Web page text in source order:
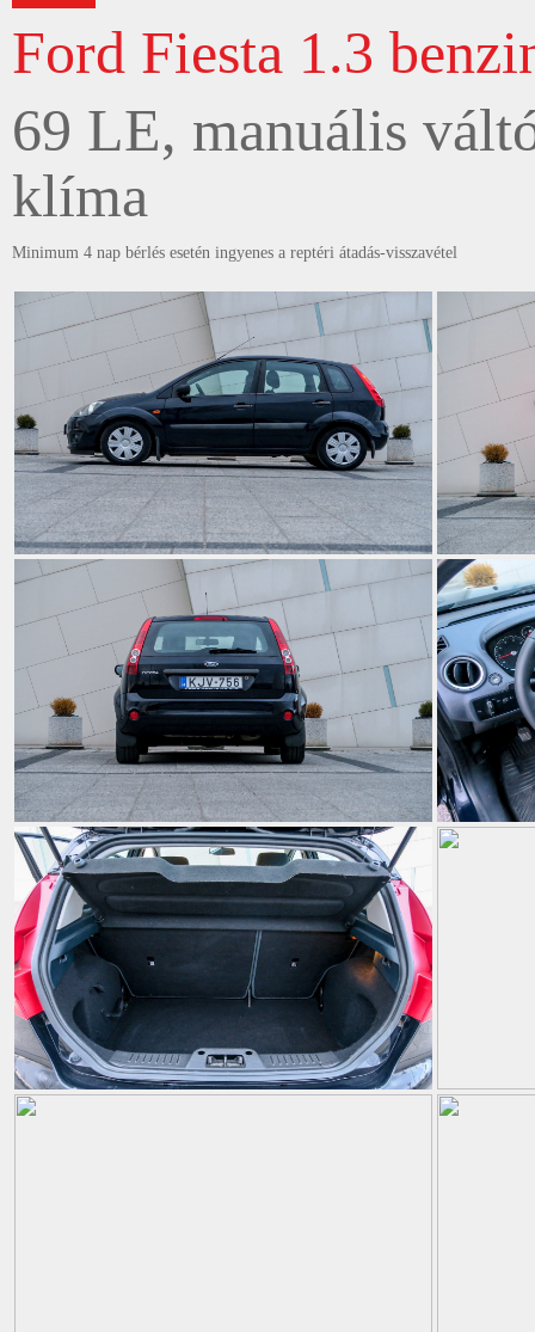
Ford Fiesta 1.3
69 LE, manuális
klíma
Minimum 4 nap bérlés esetén ingyenes a reptéri átadás-visszavétel